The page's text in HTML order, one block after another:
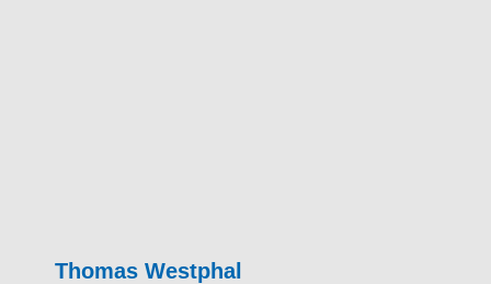
Thomas Westphal